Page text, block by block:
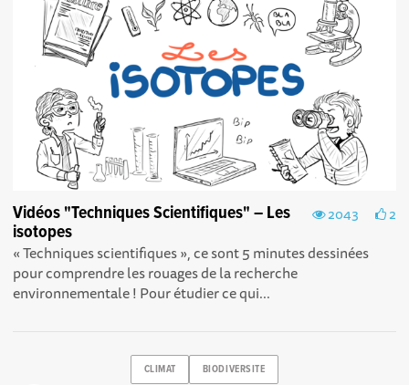
2043 2
Vidéos "Techniques Scientifiques" – Les
isotopes
« Techniques scientifiques », ce sont 5 minutes dessinées
pour comprendre les rouages de la recherche
environnementale ! Pour étudier ce qui...
CLIMAT BIODIVERSITE